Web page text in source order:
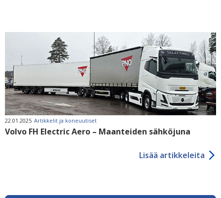
22.01.2025 Artikkelit ja koneuutiset
Volvo FH Electric Aero – Maanteiden sähköjuna
Lisää artikkeleita